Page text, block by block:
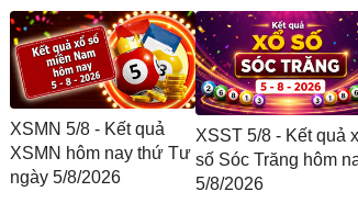
XSMN 5/8 - Kết quả
XSMN hôm nay thứ Tư
ngày 5/8/2026
XSST 5/8 - Kết quả
số Sóc Trăng hôm
5/8/2026